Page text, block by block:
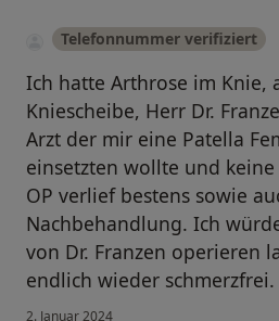
Telefonnummer verifiziert
Ich hatte Arthrose im Knie,
Kniescheibe, Herr Dr.
Arzt der mir eine Patella
einsetzten wollte und
OP verlief bestens sowie
Nachbehandlung. Ich
von Dr. Franzen operieren
endlich wieder schmerzfrei.
2. Januar 2024